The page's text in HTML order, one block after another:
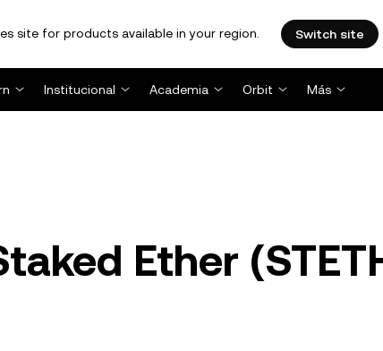
site for products available in your region. Switch site
Institucional Academia Orbit Más
Ether